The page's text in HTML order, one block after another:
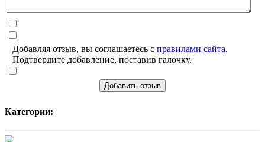
Добавляя отзыв, вы соглашаетесь с правилами сайта.
Подтвердите добавление, поставив галочку.
Добавить отзыв
Категории: